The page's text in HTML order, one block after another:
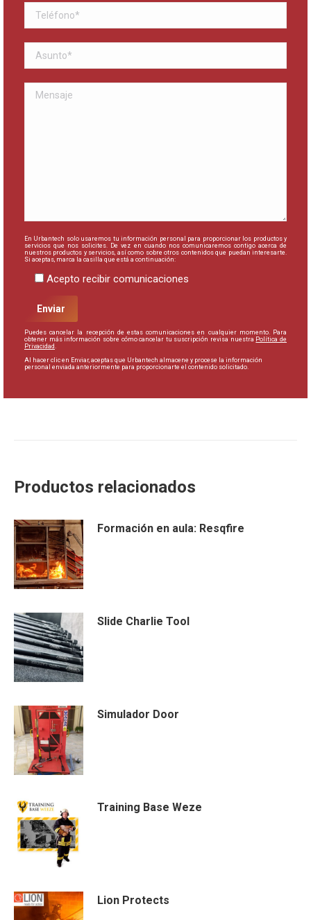
En Urbantech solo usaremos tu información personal para proporcionar los productos y
servicios que nos solicites. De vez en cuando nos comunicaremos contigo acerca de
nuestros productos y servicios, así como sobre otros contenidos que puedan interesarte.
Si aceptas, marca la casilla que está a continuación:
Acepto recibir comunicaciones
Puedes cancelar la recepción de estas comunicaciones en cualquier momento. Para
obtener más información sobre cómo cancelar tu suscripción revisa nuestra Política de
Privacidad
Al hacer clic en Enviar, aceptas que Urbantech almacene y procese la información
personal enviada anteriormente para proporcionarte el contenido solicitado.
Productos relacionados
Formación en aula: Resqfire
SIide Charlie Tool
Simulador Door
Training Base Weze
Lion Protects